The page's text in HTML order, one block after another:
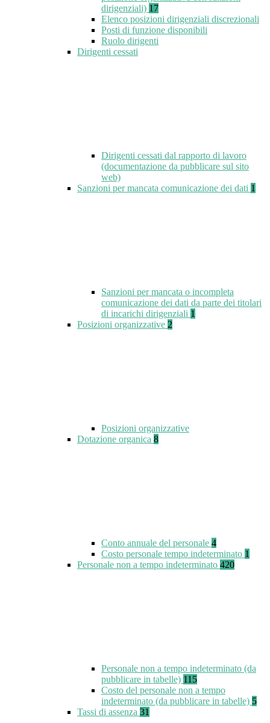
dirigenziali) 17
Elenco posizioni dirigenziali discrezionali
Posti di funzione disponibili
Ruolo dirigenti
Dirigenti cessati
Dirigenti cessati dal rapporto di lavoro
(documentazione da pubblicare sul sito
web)
Sanzioni per mancata comunicazione dei dati 1
Sanzioni per mancata o incompleta
comunicazione dei dati da parte dei titolari
di incarichi dirigenziali 1
Posizioni organizzative 2
Posizioni organizzative
Dotazione organica 8
Conto annuale del personale 4
Costo personale tempo indeterminato 1
Personale non a tempo indeterminato 420
Personale non a tempo indeterminato (da
pubblicare in tabelle) 115
Costo del personale non a tempo
indeterminato (da pubblicare in tabelle) 5
Tassi di assenza 31